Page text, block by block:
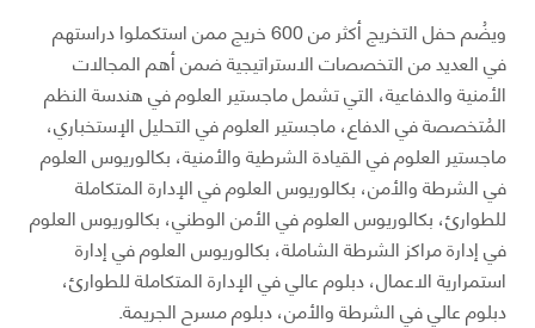
ويضُم حفل التخريج أكثر من 600 خريج ممن استكملوا دراستهم
في العديد من التخصصات الاستراتيجية ضمن أهم المجالات
الأمنية والدفاعية، التي تشمل ماجستير العلوم في هندسة النظم
المُتخصصة في الدفاع، ماجستير العلوم في التحليل الإستخباري،
ماجستير العلوم في القيادة الشرطية والأمنية، بكالوريوس العلوم
في الشرطة والأمن، بكالوريوس العلوم في الإدارة المتكاملة
للطوارئ، بكالوريوس العلوم في الأمن الوطني، بكالوريوس العلوم
في إدارة مراكز الشرطة الشاملة، بكالوريوس العلوم في إدارة
استمرارية الاعمال، دبلوم عالي في الإدارة المتكاملة للطوارئ،
دبلوم عالي في الشرطة والأمن، دبلوم مسرح الجريمة.